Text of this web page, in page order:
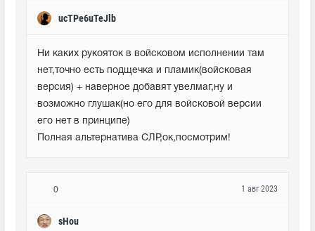
ucTPe6uTeJlb
Ни каких рукояток в войсковом исполнении там
нет,точно есть подщечка и пламик(войсковая
версия) + наверное добавят увелмаг,ну и
возможно глушак(но его для войсковой версии
его нет в принципе)
Полная альтернатива СЛР,ок,посмотрим!
0
sHou
1 авг 2023